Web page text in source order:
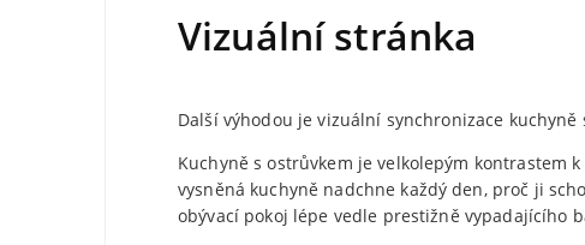
Vizuální stránka
Další výhodou je vizuální synchronizace kuchyně
Kuchyně s ostrůvkem je velkolepým kontrastem
vysněná kuchyně nadchne každý den, proč ji
obývací pokoj lépe vedle prestižně vypadajícího